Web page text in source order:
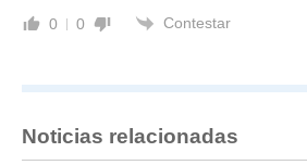
0 0 Contestar
Noticias relacionadas